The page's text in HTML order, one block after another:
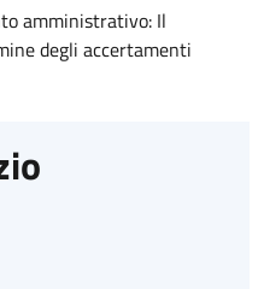
amministrativo: Il
degli accertamenti